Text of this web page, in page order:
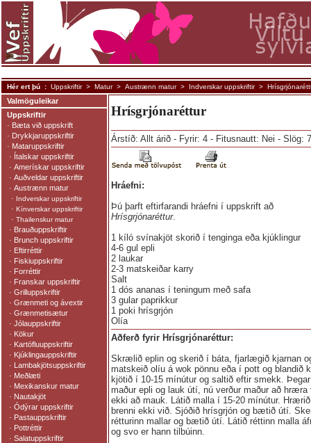
Hrísgrjónaréttur
Árstíð: Allt árið - Fyrir: 4 - Fitusnautt: Nei - Slög:
Hráefni:
Þú þarft eftirfarandi hráefni í uppskrift að
Hrísgrjónaréttur.
1 kíló svínakjöt skorið í tenginga eða kjúklingur
4-6 gul epli
2 laukar
2-3 matskeiðar karry
Salt
1 dós ananas í teningum með safa
3 gular paprikkur
1 poki hrísgrjón
Olía
Aðferð fyrir Hrísgrjónaréttur:
Skrælið eplin og skerið í báta, fjarlægið kjarnan
matskeið olíu á wok pönnu eða í pott og blandið
kjötið í 10-15 mínútur og saltið eftir smekk.
maður epli og lauk útí, nú verður maður að hræra
ekki að mauk. Látið malla í 15-20 mínútur.
brenni ekki við. Sjóðið hrísgrjón og bætið útí.
rétturinn mallar og bætið útí. Látið réttinn malla
og svo er hann tilbúinn.
Valmöguleikar
Uppskriftir
· Bæta við uppskrift
· Drykkjaruppskriftir
· Mataruppskriftir
· Ítalskar uppskriftir
· Amerískar uppskriftir
· Auðveldar uppskriftir
· Austrænn matur
· Indverskar uppskriftir
· Kínverskar uppskriftir
· Thailenskur matur
· Brauðuppskriftir
· Brunch uppskriftir
· Eftirréttir
· Fiskiuppskriftir
· Forréttir
· Franskar uppskriftir
· Grilluppskriftir
· Grænmeti og ávextir
· Grænmetisætur
· Jólauppskriftir
· Kökur
· Kartöfluuppskriftir
· Kjúklingauppskriftir
· Lambakjötsuppskriftir
· Meðlæti
· Mexikanskur matur
· Nautakjöt
· Ódýrar uppskriftir
· Pastauppskriftir
· Pottréttir
· Salatuppskriftir
Hér ert þú : Uppskriftir > Matur > Austrænn matur > Indverskar uppskriftir >